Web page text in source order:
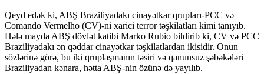
Qeyd edək ki, ABŞ Braziliyadakı cinayətkar qrupları-PCC və
Comando Vermelho (CV)-ni xarici terror təşkilatları kimi tanıyıb.
Hələ mayda ABŞ dövlət katibi Marko Rubio bildirib ki, CV və PCC
Braziliyadakı ən qəddar cinayətkar təşkilatlardan ikisidir. Onun
sözlərinə görə, bu iki qruplaşmanın təsiri və qanunsuz şəbəkələri
Braziliyadan kənara, hətta ABŞ-nin özünə də yayılıb.